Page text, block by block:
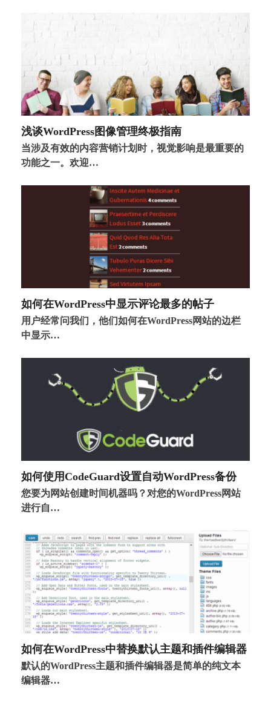
浅谈WordPress图像管理终极指南
当涉及有效的内容营销计划时，视觉影响是最重要的
功能之一。欢迎…
如何在WordPress中显示评论最多的帖子
用户经常问我们，他们如何在WordPress网站的边栏
中显示…
如何使用CodeGuard设置自动WordPress备份
您要为网站创建时间机器吗？对您的WordPress网站
进行自…
如何在WordPress中替换默认主题和插件编辑器
默认的WordPress主题和插件编辑器是简单的纯文本
编辑器…